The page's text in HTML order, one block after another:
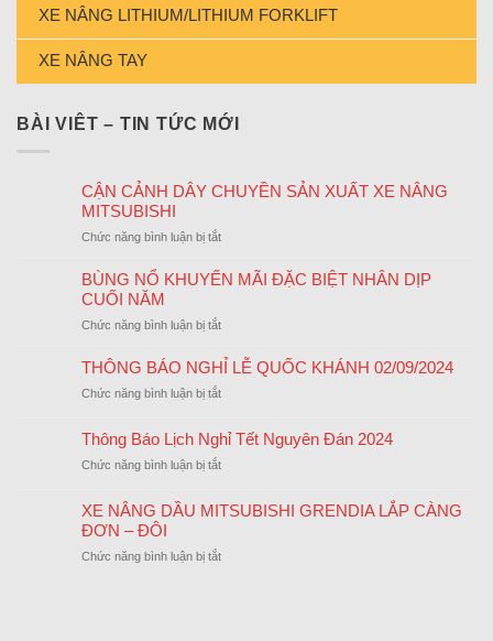
XE NÂNG LITHIUM/LITHIUM FORKLIFT
XE NÂNG TAY
BÀI VIÊT – TIN TỨC MỚI
CẬN CẢNH DÂY CHUYỀN SẢN XUẤT XE NÂNG
MITSUBISHI
Chức năng bình luận bị tắtở
CẢNH
SẢN
XE
BÙNG NỔ KHUYẾN MÃI ĐẶC BIỆT NHÂN DỊP
CUỐI NĂM
Chức năng bình luận bị tắtở
NỔ
KHUYẾN
MÃI
BIỆT
DỊP
NĂM
THÔNG BÁO NGHỈ LỄ QUỐC KHÁNH 02/09/2024
Chức năng bình luận bị tắtở
BÁO
NGHỈ
LỄ
KHÁNH
Thông Báo Lịch Nghỉ Tết Nguyên Đán 2024
Chức năng bình luận bị tắtở
Lịch
Tết
XE NÂNG DẦU MITSUBISHI GRENDIA LẮP CÀNG
ĐƠN – ĐÔI
Chức năng bình luận bị tắtở